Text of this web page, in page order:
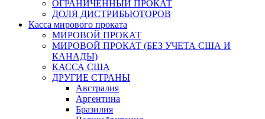
ОГРАНИЧЕННЫЙ ПРОКАТ
ДОЛЯ ДИСТРИБЬЮТОРОВ
Касса мирового проката
МИРОВОЙ ПРОКАТ
МИРОВОЙ ПРОКАТ (БЕЗ УЧЕТА США И
КАНАДЫ)
КАССА США
ДРУГИЕ СТРАНЫ
Австралия
Аргентина
Бразилия